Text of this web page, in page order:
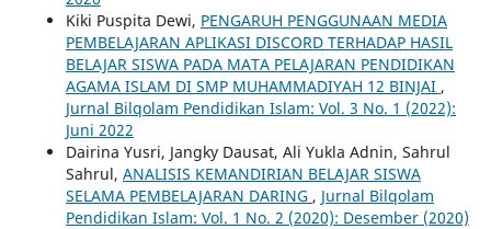
Kiki Puspita Dewi, PENGARUH PENGGUNAAN MEDIA
PEMBELAJARAN APLIKASI DISCORD TERHADAP HASIL
BELAJAR SISWA PADA MATA PELAJARAN PENDIDIKAN
AGAMA ISLAM DI SMP MUHAMMADIYAH 12 BINJAI ,
Jurnal Bilqolam Pendidikan Islam: Vol. 3 No. 1 (2022):
Juni 2022
Dairina Yusri, Jangky Dausat, Ali Yukla Adnin, Sahrul
Sahrul, ANALISIS KEMANDIRIAN BELAJAR SISWA
SELAMA PEMBELAJARAN DARING , Jurnal Bilqolam
Pendidikan Islam: Vol. 1 No. 2 (2020): Desember (2020)